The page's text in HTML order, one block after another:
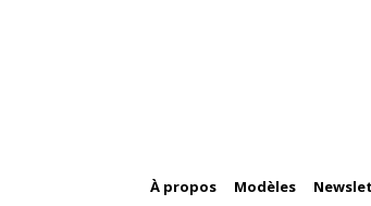
À propos Modèles